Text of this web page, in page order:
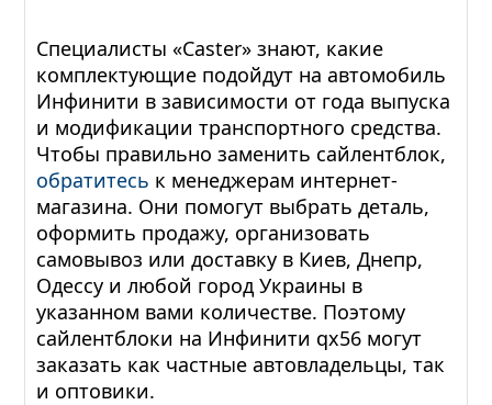
Специалисты «Caster» знают, какие
комплектующие подойдут на автомобиль
Инфинити в зависимости от года выпуска
и модификации транспортного средства.
Чтобы правильно заменить сайлентблок,
обратитесь к менеджерам интернет-
магазина. Они помогут выбрать деталь,
оформить продажу, организовать
самовывоз или доставку в Киев, Днепр,
Одессу и любой город Украины в
указанном вами количестве. Поэтому
сайлентблоки на Инфинити qx56 могут
заказать как частные автовладельцы, так
и оптовики.